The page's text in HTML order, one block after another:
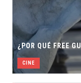
¿POR QUÉ FREE
CINE